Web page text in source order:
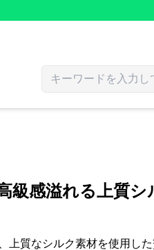
級感溢れる上質シ
上質なシルク素材を使用し